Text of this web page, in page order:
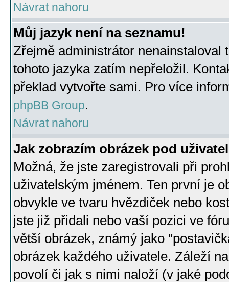
Návrat nahoru
Můj jazyk není na seznamu!
Zřejmě administrátor nenainstaloval
tohoto jazyka zatím nepřeložil.
překlad vytvořte sami. Pro více
phpBB Group.
Návrat nahoru
Jak zobrazím obrázek pod
Možná, že jste zaregistrovali při
uživatelským jménem. Ten první je
obvykle ve tvaru hvězdiček nebo
jste již přidali nebo vaší pozici ve
větší obrázek, známý jako
obrázek každého uživatele. Záleží
povolí či jak s nimi naloží (v jaké